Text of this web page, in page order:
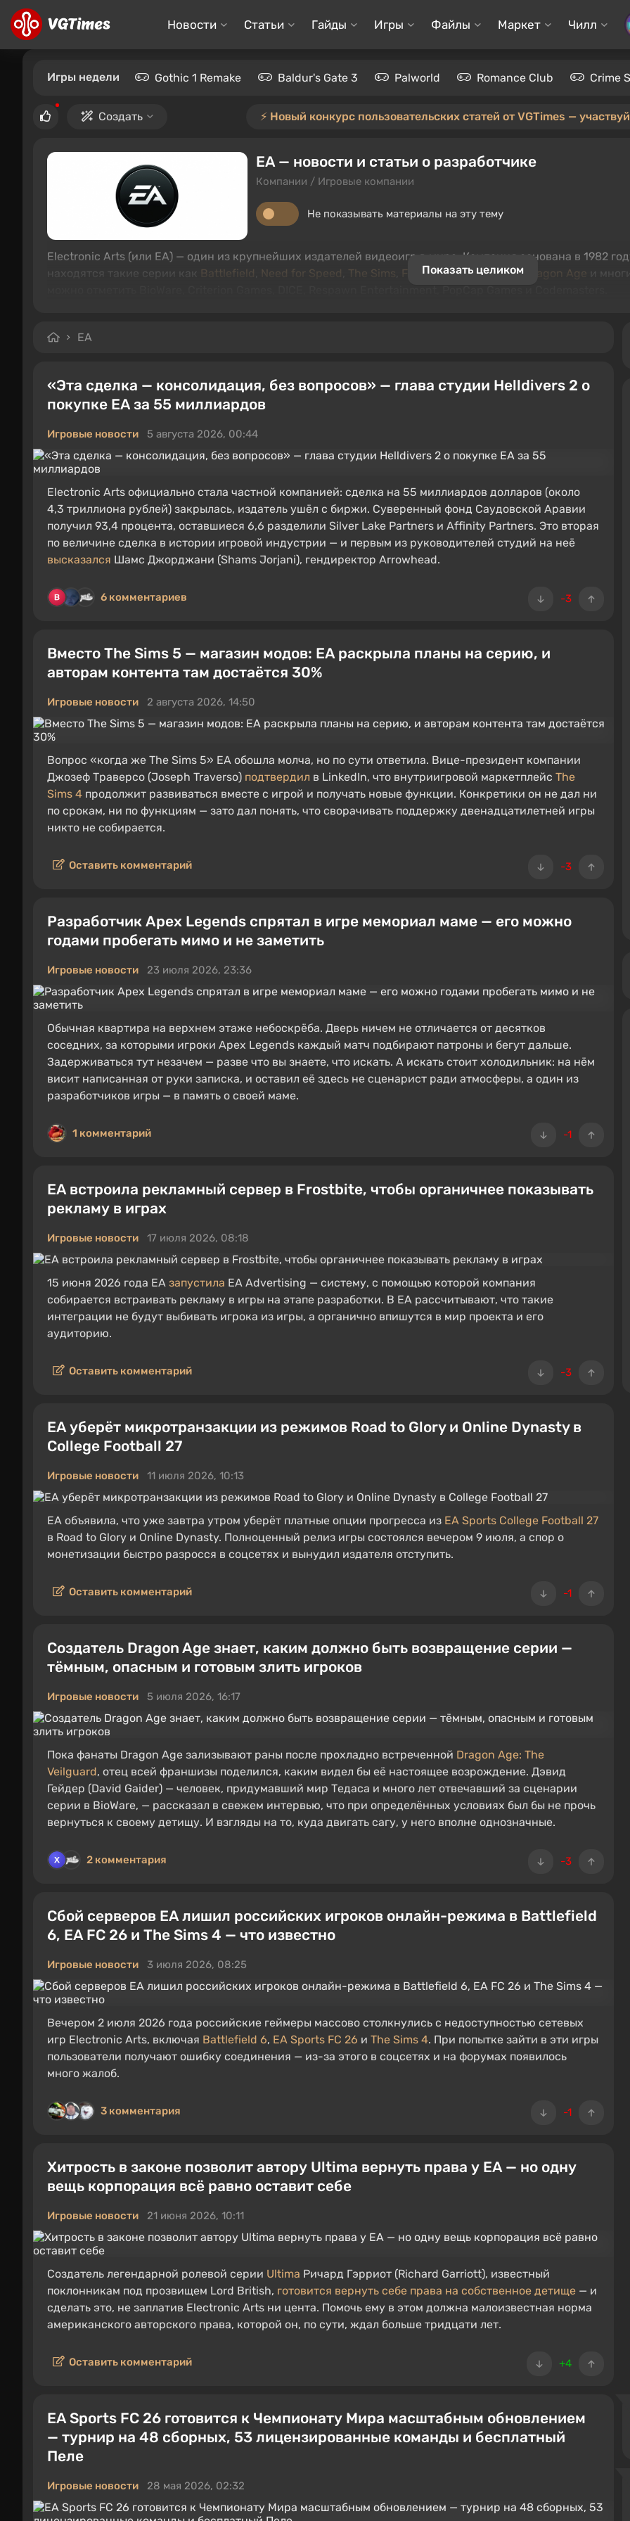
Новости Статьи Гайды Игры Файлы Маркет Чилл
Игры недели Gothic 1 Remake Baldur's Gate 3 Palworld Romance Club Crime
Создать ⚡️ Новый конкурс пользовательских статей от VGTimes —
EA — новости и статьи о разработчике
Компании / Игровые компании
Не показывать материалы на эту тему
Electronic Arts (или EA) — один из крупнейших издателей видеоигр в мире. Компания основана в 1982
находятся такие серии как Battlefield Need for Speed The Sims FIFA,UFC,Mass Effect, Dragon Age и
Показать целиком
EA
«Эта сделка — консолидация, без вопросов» — глава студии Helldivers 2 о
покупке EA за 55 миллиардов
Игровые новости 5 августа 2026, 00:44
Electronic Arts официально стала частной компанией: сделка на 55 миллиардов долларов (около
4,3 триллиона рублей) закрылась, издатель ушёл с биржи. Суверенный фонд Саудовской Аравии
получил 93,4 процента, оставшиеся 6,6 разделили Silver Lake Partners и Affinity Partners. Это вторая
по величине сделка в истории игровой индустрии — и первым из руководителей студий на неё
высказался Шамс Джорджани (Shams Jorjani), гендиректор Arrowhead.
-3
6 комментариев
Вместо The Sims 5 — магазин модов: EA раскрыла планы на серию, и
авторам контента там достаётся 30%
Игровые новости 2 августа 2026, 14:50
Вопрос «когда же The Sims 5» EA обошла молча, но по сути ответила. Вице-президент компании
Джозеф Траверсо (Joseph Traverso) подтвердил в LinkedIn, что внутриигровой маркетплейс The
Sims 4 продолжит развиваться вместе с игрой и получать новые функции. Конкретики он не дал ни
по срокам, ни по функциям — зато дал понять, что сворачивать поддержку двенадцатилетней игры
никто не собирается.
-3
Оставить комментарий
Разработчик Apex Legends спрятал в игре мемориал маме — его можно
годами пробегать мимо и не заметить
Игровые новости 23 июля 2026, 23:36
Обычная квартира на верхнем этаже небоскрёба. Дверь ничем не отличается от десятков
соседних, за которыми игроки Apex Legends каждый матч подбирают патроны и бегут дальше.
Задерживаться тут незачем — разве что вы знаете, что искать. А искать стоит холодильник: на нём
висит написанная от руки записка, и оставил её здесь не сценарист ради атмосферы, а один из
разработчиков игры — в память о своей маме.
-1
1 комментарий
EA встроила рекламный сервер в Frostbite, чтобы органичнее показывать
рекламу в играх
Игровые новости 17 июля 2026, 08:18
15 июня 2026 года EA запустила EA Advertising — систему, с помощью которой компания
собирается встраивать рекламу в игры на этапе разработки. В EA рассчитывают, что такие
интеграции не будут выбивать игрока из игры, а органично впишутся в мир проекта и его
аудиторию.
-3
Оставить комментарий
EA уберёт микротранзакции из режимов Road to Glory и Online Dynasty в
College Football 27
Игровые новости 11 июля 2026, 10:13
EA объявила, что уже завтра утром уберёт платные опции прогресса из EA Sports College Football 27
в Road to Glory и Online Dynasty. Полноценный релиз игры состоялся вечером 9 июля, а спор о
монетизации быстро разросся в соцсетях и вынудил издателя отступить.
-1
Оставить комментарий
Создатель Dragon Age знает, каким должно быть возвращение серии —
тёмным, опасным и готовым злить игроков
Игровые новости 5 июля 2026, 16:17
Пока фанаты Dragon Age зализывают раны после прохладно встреченной Dragon Age: The
Veilguard, отец всей франшизы поделился, каким видел бы её настоящее возрождение. Дэвид
Гейдер (David Gaider) — человек, придумавший мир Тедаса и много лет отвечавший за сценарии
серии в BioWare, — рассказал в свежем интервью, что при определённых условиях был бы не прочь
вернуться к своему детищу. И взгляды на то, куда двигать сагу, у него вполне однозначные.
-3
2 комментария
Сбой серверов EA лишил российских игроков онлайн-режима в Battlefield
6, EA FC 26 и The Sims 4 — что известно
Игровые новости 3 июля 2026, 08:25
Вечером 2 июля 2026 года российские геймеры массово столкнулись с недоступностью сетевых
игр Electronic Arts, включая Battlefield 6, EA Sports FC 26 и The Sims 4. При попытке зайти в эти игры
пользователи получают ошибку соединения — из-за этого в соцсетях и на форумах появилось
много жалоб.
-1
3 комментария
Хитрость в законе позволит автору Ultima вернуть права у EA — но одну
вещь корпорация всё равно оставит себе
Игровые новости 21 июня 2026, 10:11
Создатель легендарной ролевой серии Ultima Ричард Гэрриот (Richard Garriott), известный
поклонникам под прозвищем Lord British, готовится вернуть себе права на собственное детище — и
сделать это, не заплатив Electronic Arts ни цента. Помочь ему в этом должна малоизвестная норма
американского авторского права, которой он, по сути, ждал больше тридцати лет.
+4
Оставить комментарий
EA Sports FC 26 готовится к Чемпионату Мира масштабным обновлением
— турнир на 48 сборных, 53 лицензированные команды и бесплатный
Пеле
Игровые новости 28 мая 2026, 02:32